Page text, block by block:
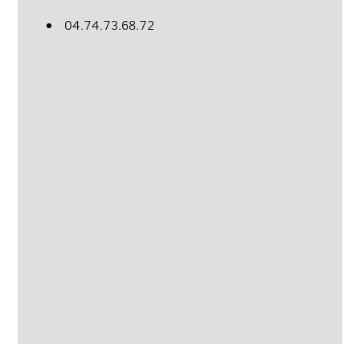
04.74.73.68.72